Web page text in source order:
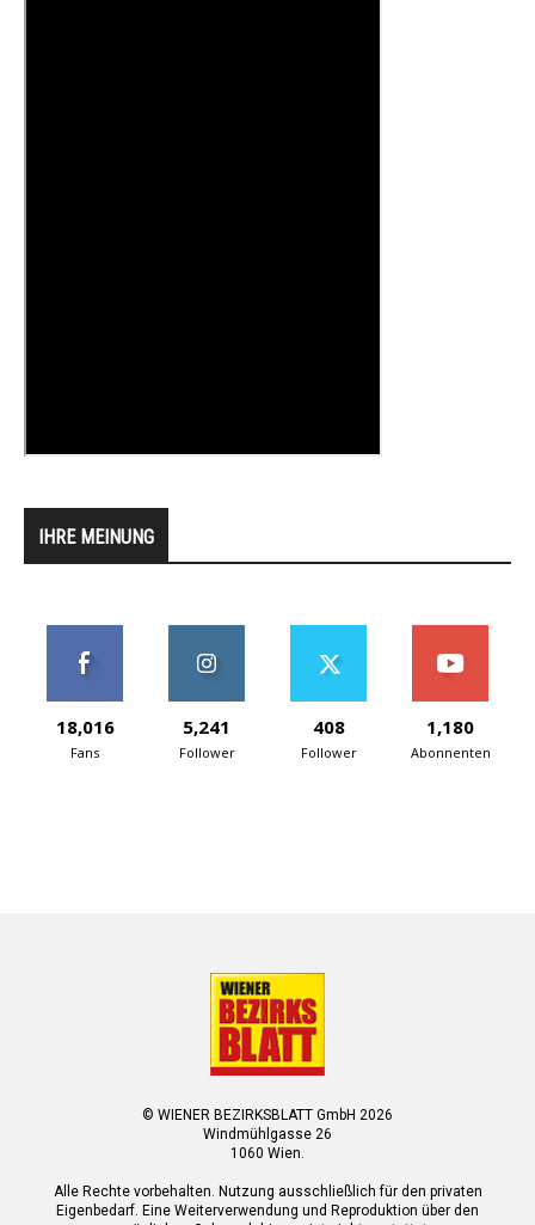
IHRE MEINUNG
18,016
Fans
5,241
Follower
408
Follower
1,180
Abonnenten
© WIENER BEZIRKSBLATT GmbH 2026
Windmühlgasse 26
1060 Wien.
Alle Rechte vorbehalten. Nutzung ausschließlich für den privaten
Eigenbedarf. Eine Weiterverwendung und Reproduktion über den